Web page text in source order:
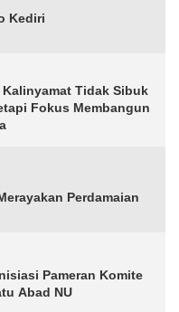
Kediri
Tidak Sibuk
Fokus Membangun
Perdamaian
Pameran Komite
Abad NU